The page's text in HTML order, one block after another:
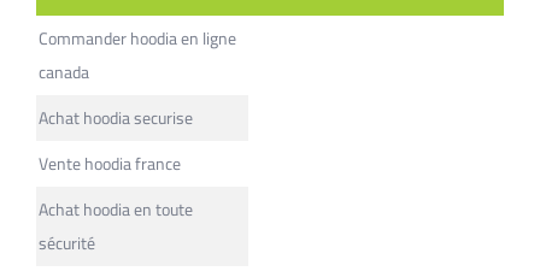
Commander hoodia en ligne
canada
Achat hoodia securise
Vente hoodia france
Achat hoodia en toute
sécurité